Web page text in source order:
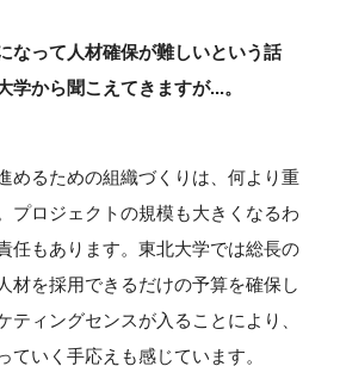
って人材確保が難しいという話
学から聞こえてきますが...。
めるための組織づくりは、何より重
プロジェクトの規模も大きくなるわ
任もあります。東北大学では総長の
材を採用できるだけの予算を確保し
ティングセンスが入ることにより、
ていく手応えも感じています。